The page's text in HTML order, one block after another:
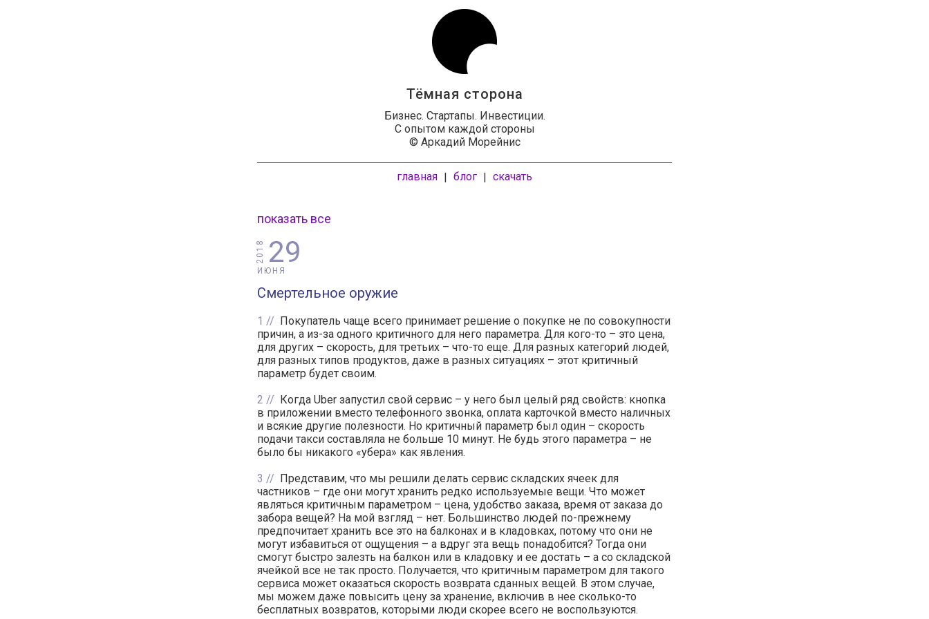
Тёмная сторона
Бизнес. Стартапы. Инвестиции.
С опытом каждой стороны
© Аркадий Морейнис
главная | блог | скачать
показать все
29
ИЮНЯ
2018
Смертельное оружие
1
Покупатель чаще всего принимает решение о покупке не по совокупности
причин, а из-за одного критичного для него параметра. Для кого-то – это цена,
для других – скорость, для третьих – что-то еще. Для разных категорий людей,
для разных типов продуктов, даже в разных ситуациях – этот критичный
параметр будет своим.
2
Когда Uber запустил свой сервис – у него был целый ряд свойств: кнопка
в приложении вместо телефонного звонка, оплата карточкой вместо наличных
и всякие другие полезности. Но критичный параметр был один – скорость
подачи такси составляла не больше 10 минут. Не будь этого параметра – не
было бы никакого «убера» как явления.
3
Представим, что мы решили делать сервис складских ячеек для
частников – где они могут хранить редко используемые вещи. Что может
являться критичным параметром – цена, удобство заказа, время от заказа до
забора вещей? На мой взгляд – нет. Большинство людей по-прежнему
предпочитает хранить все это на балконах и в кладовках, потому что они не
могут избавиться от ощущения – а вдруг эта вещь понадобится? Тогда они
смогут быстро залезть на балкон или в кладовку и ее достать – а со складской
ячейкой все не так просто. Получается, что критичным параметром для такого
сервиса может оказаться скорость возврата сданных вещей. В этом случае,
мы можем даже повысить цену за хранение, включив в нее сколько-то
бесплатных возвратов, которыми люди скорее всего не воспользуются.